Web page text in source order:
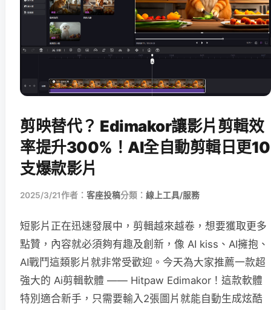
剪映替代？ Edimakor讓影片剪輯效
率提升300%！AI全自動剪輯日更10
支爆款影片
2025/3/21作者： 客座投稿分類： 線上工具/服務
短影片正在迅速發展中，剪輯越來越卷，想要獲取更多
點贊，內容就必須夠有趣及創新，像 AI kiss、AI擁抱、
AI戰鬥這類影片就非常受歡迎。今天為大家推薦一款超
強大的 Ai剪輯軟體 —— Hitpaw Edimakor！這款軟體
特別適合新手，只需要輸入2張圖片就能自動生成炫酷